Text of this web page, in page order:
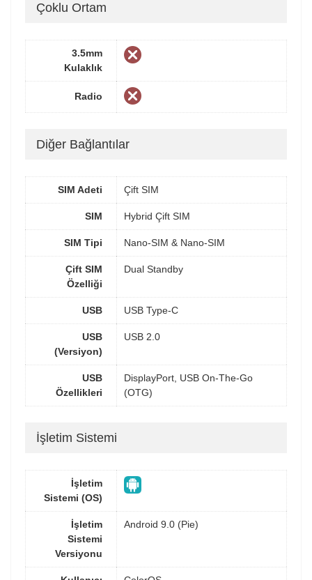
Çoklu Ortam
3.5mm
Kulaklık
Radio
Diğer Bağlantılar
SIM Adeti Çift SIM
SIM Hybrid Çift SIM
SIM Tipi Nano-SIM & Nano-SIM
Çift SIM
Özelliği
Dual Standby
USB USB Type-C
USB
(Versiyon)
USB 2.0
USB
Özellikleri
DisplayPort, USB On-The-Go
(OTG)
İşletim Sistemi
İşletim
Sistemi (OS)
İşletim
Sistemi
Versiyonu
Android 9.0 (Pie)